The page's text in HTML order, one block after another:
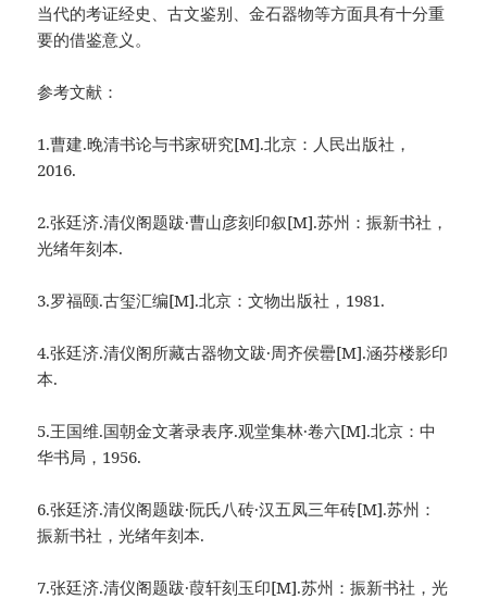
当代的考证经史、古文鉴别、金石器物等方面具有十分重
要的借鉴意义。
参考文献：
1.曹建.晚清书论与书家研究[M].北京：人民出版社，
2016.
2.张廷济.清仪阁题跋·曹山彦刻印叙[M].苏州：振新书社，
光绪年刻本.
3.罗福颐.古玺汇编[M].北京：文物出版社，1981.
4.张廷济.清仪阁所藏古器物文跋·周齐侯罍[M].涵芬楼影印
本.
5.王国维.国朝金文著录表序.观堂集林·卷六[M].北京：中
华书局，1956.
6.张廷济.清仪阁题跋·阮氏八砖·汉五凤三年砖[M].苏州：
振新书社，光绪年刻本.
7.张廷济.清仪阁题跋·葭轩刻玉印[M].苏州：振新书社，光